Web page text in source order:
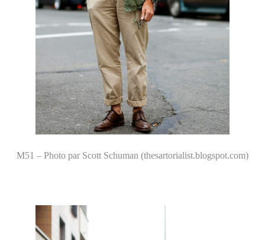
M51 – Photo par Scott Schuman (thesartorialist.blogspot.com)